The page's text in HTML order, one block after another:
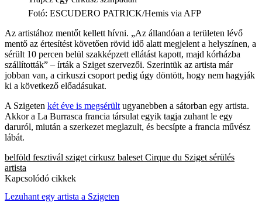
Fotó: ESCUDERO PATRICK/Hemis via AFP
Az artistához mentőt kellett hívni. „Az állandóan a területen lévő
mentő az értesítést követően rövid idő alatt megjelent a helyszínen, a
sérült 10 percen belül szakképzett ellátást kapott, majd kórházba
szállították” – írták a Sziget szervezői. Szerintük az artista már
jobban van, a cirkuszi csoport pedig úgy döntött, hogy nem hagyják
ki a következő előadásukat.
A Szigeten két éve is megsérült ugyanebben a sátorban egy artista.
Akkor a La Burrasca francia társulat egyik tagja zuhant le egy
daruról, miután a szerkezet meglazult, és becsípte a francia művész
lábát.
belföld fesztivál sziget cirkusz baleset Cirque du Sziget sérülés
artista
Kapcsolódó cikkek
Lezuhant egy artista a Szigeten